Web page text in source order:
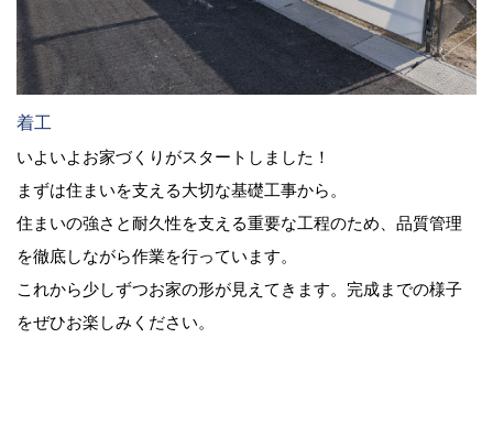
着工
いよいよお家づくりがスタートしました！
まずは住まいを支える大切な基礎工事から。
住まいの強さと耐久性を支える重要な工程のため、品質管理
を徹底しながら作業を行っています。
これから少しずつお家の形が見えてきます。完成までの様子
をぜひお楽しみください。